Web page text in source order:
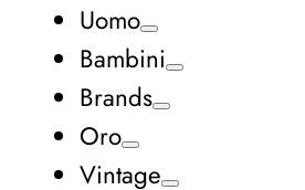
Uomo
Bambini
Brands
Oro
Vintage